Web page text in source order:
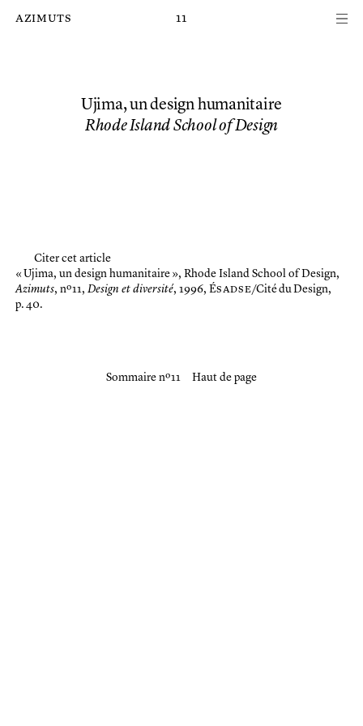
azimuts 11
Ujima, un design humanitaire
Rhode Island School of Design
Citer cet article
« Ujima, un design humanitaire », Rhode Island School of Design,
Azimuts, nº 11, Design et diversité, 1996, Ésadse/Cité du Design,
p. 40.
Sommaire nº 11 Haut de page